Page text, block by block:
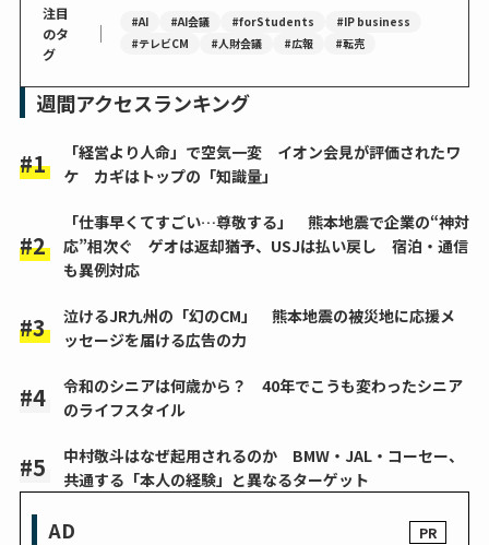
注目
のタ
グ
｜ #AI #AI会議 #forStudents
#IP business
#テレビCM
#人財会議 #広報 #転売
週間アクセスランキング
「経営より人命」で空気一変 イオン会見が評価されたワ
ケ カギはトップの「知識量」
「仕事早くてすごい…尊敬する」 熊本地震で企業の“神対
応”相次ぐ ゲオは返却猶予、USJは払い戻し 宿泊・通信
も異例対応
泣けるJR九州の「幻のCM」 熊本地震の被災地に応援メ
ッセージを届ける広告の力
令和のシニアは何歳から？ 40年でこうも変わったシニア
のライフスタイル
中村敬斗はなぜ起用されるのか BMW・JAL・コーセー、
共通する「本人の経験」と異なるターゲット
AD